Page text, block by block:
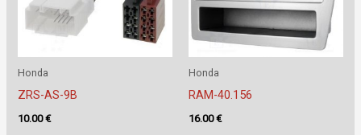
Honda
ZRS-AS-9B
10.00€
Honda
RAM-40.156
16.00€